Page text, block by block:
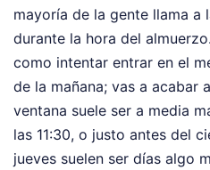
mayoría de la gente llama a
durante la hora del
como intentar entrar en el
de la mañana; vas a acabar
ventana suele ser a media
las 11:30, o justo antes del
jueves suelen ser días algo